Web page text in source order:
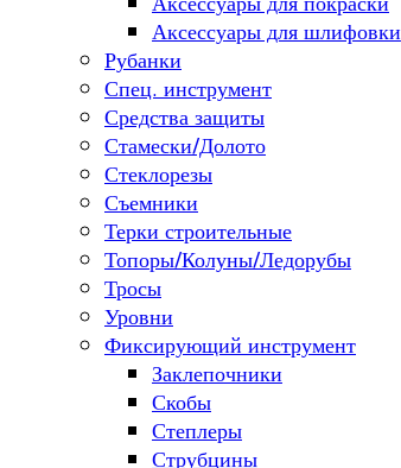
Аксессуары для шлифовки
Рубанки
Спец. инструмент
Средства защиты
Стамески/Долото
Стеклорезы
Съемники
Терки строительные
Топоры/Колуны/Ледорубы
Тросы
Уровни
Фиксирующий инструмент
Заклепочники
Скобы
Степлеры
Струбцины